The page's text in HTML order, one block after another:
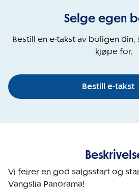
Selge egen
Bestill en e-takst av boligen din,
kjøpe for.
Bestill e-takst
Vi feirer en god salgsstart og
Vangslia Panorama!